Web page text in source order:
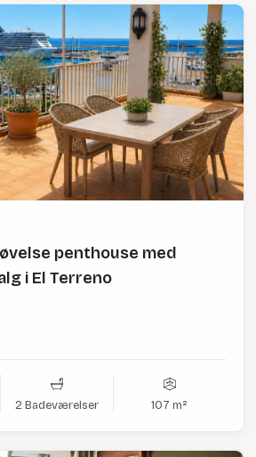
penthouse med
i El Terreno
2 Badeværelser 107 m²